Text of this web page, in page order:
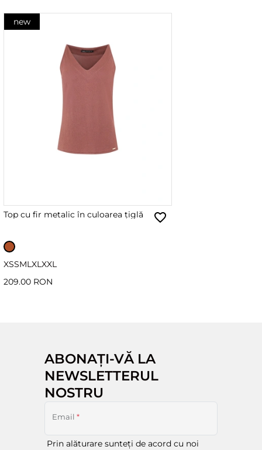
new
Top cu fir metalic în culoarea țiglă
XSSML XL XXL
209.00 RON
ABONAȚI-VĂ LA
NEWSLETTERUL
NOSTRU
Email *
Prin alăturare sunteți de acord cu noi